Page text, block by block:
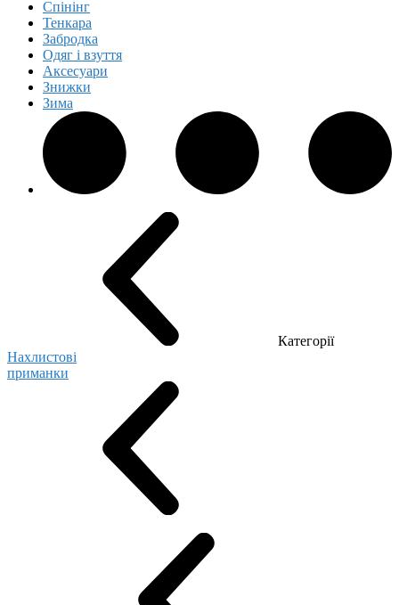
Спінінг
Тенкара
Забродка
Одяг і взуття
Аксесуари
Знижки
Зима
Категорії
Нахлистові
приманки